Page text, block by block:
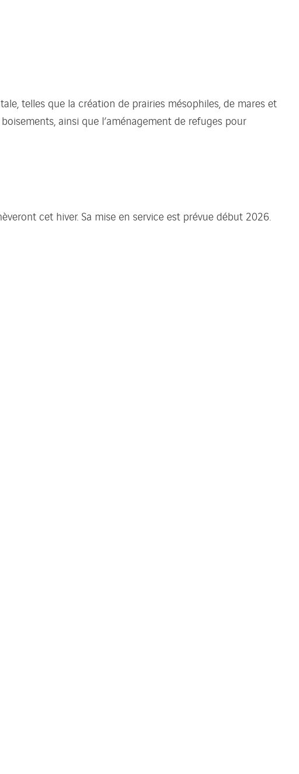
telles que la création de prairies mésophiles, de mares et
ainsi que l’aménagement de refuges pour
cet hiver. Sa mise en service est prévue début 2026.